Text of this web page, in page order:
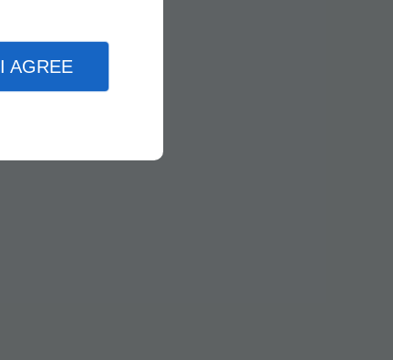
I AGREE